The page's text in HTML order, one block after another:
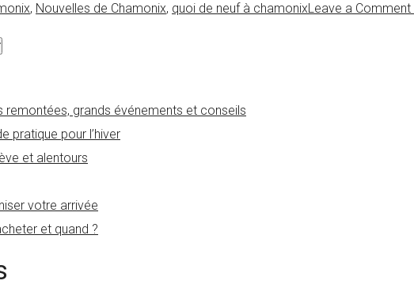
, Nouvelles de Chamonix, quoi de neuf à chamonixLeave a Comment
remontées, grands événements et conseils
pratique pour l’hiver
et alentours
votre arrivée
et quand ?